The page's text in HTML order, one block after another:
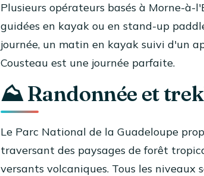
Plusieurs opérateurs basés à Morne-
guidées en kayak ou en stand-up
journée, un matin en kayak suivi d'un
Cousteau est une journée parfaite.
⛰️ Randonnée et
Le Parc National de la Guadeloupe
traversant des paysages de forêt
versants volcaniques. Tous les niveaux